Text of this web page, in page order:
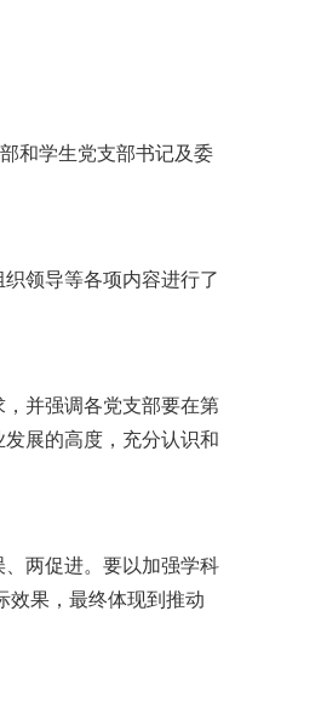
和学生党支部书记及委
领导等各项内容进行了
并强调各党支部要在第
展的高度，充分认识和
两促进。要以加强学科
效果，最终体现到推动